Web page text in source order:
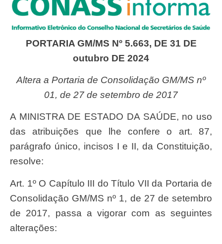
PORTARIA GM/MS Nº 5.663, DE 31 DE
outubro DE 2024
Altera a Portaria de Consolidação GM/MS nº
01, de 27 de setembro de 2017
A MINISTRA DE ESTADO DA SAÚDE, no uso
das atribuições que lhe confere o art. 87,
parágrafo único, incisos I e II, da Constituição,
resolve:
Art. 1º O Capítulo III do Título VII da Portaria de
Consolidação GM/MS nº 1, de 27 de setembro
de 2017, passa a vigorar com as seguintes
alterações: